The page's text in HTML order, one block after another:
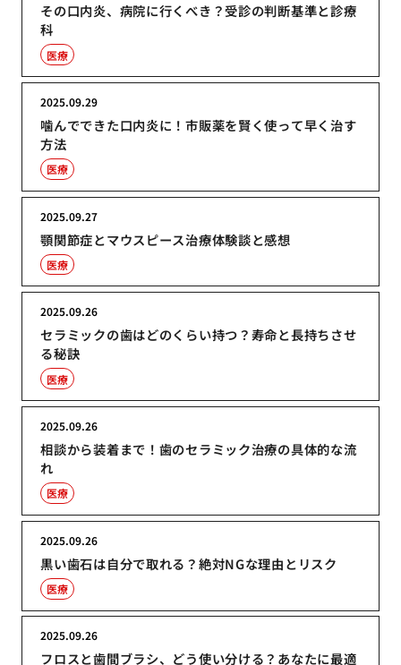
その口内炎、病院に行くべき？受診の判断基準と診療
科
医療
噛んでできた口内炎に！市販薬を賢く使って早く治す
方法
2025.09.29
医療
顎関節症とマウスピース治療体験談と感想
2025.09.27
医療
セラミックの歯はどのくらい持つ？寿命と長持ちさせ
る秘訣
2025.09.26
医療
相談から装着まで！歯のセラミック治療の具体的な流
れ
2025.09.26
医療
黒い歯石は自分で取れる？絶対NGな理由とリスク
2025.09.26
医療
フロスと歯間ブラシ、どう使い分ける？あなたに最適
2025.09.26